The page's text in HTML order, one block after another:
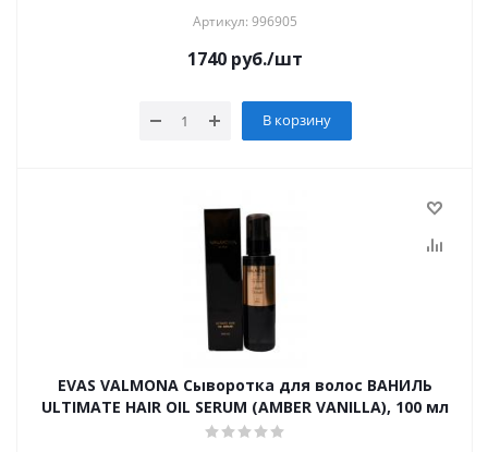
Артикул: 996905
1740 руб./шт
В корзину
EVAS VALMONA Сыворотка для волос ВАНИЛЬ
ULTIMATE HAIR OIL SERUM (AMBER VANILLA), 100 мл